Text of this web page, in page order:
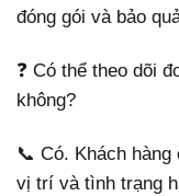
đóng gói và bảo
❓ Có thể theo dõi
không?
📞 Có. Khách
vị trí và tình trạng